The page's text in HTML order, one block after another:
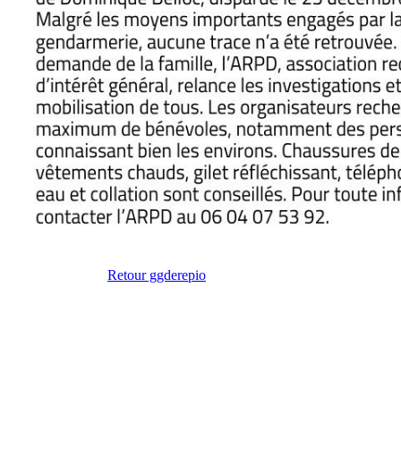
Retour ggderepio